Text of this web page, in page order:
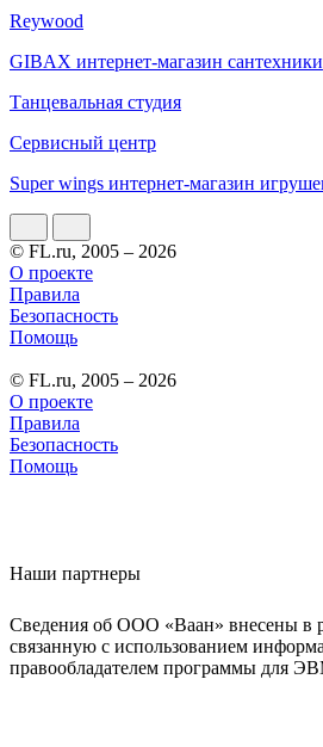
Reywood
GIBAX интернет-магазин сантехники
Танцевальная студия
Сервисный центр
Super wings интернет-магазин
© FL.ru, 2005 – 2026
О проекте
Правила
Безопасность
Помощь
© FL.ru, 2005 – 2026
О проекте
Правила
Безопасность
Помощь
Наши партнеры
Сведения об ООО «Ваан» внесены в
связанную с использованием
правообладателем программы для